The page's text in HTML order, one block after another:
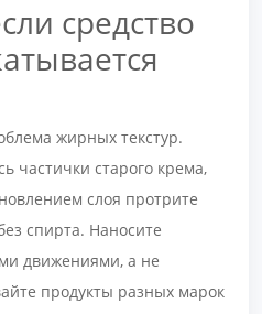
средство
жирных текстур.
частички старого крема,
слоя протрите
спирта. Наносите
движениями, а не
продукты разных марок